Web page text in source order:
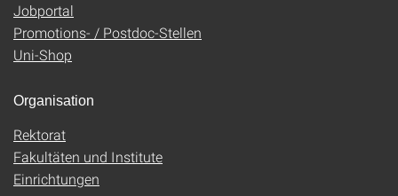
Jobportal
Promotions- / Postdoc-Stellen
Uni-Shop
Organisation
Rektorat
Fakultäten und Institute
Einrichtungen